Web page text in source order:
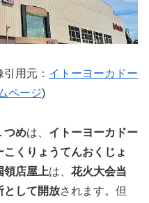
引用元： イトーヨーカドー
ページ)
つめは、 イトーヨーカドー
くりょうてんおくじょ
領店屋上は、 花火大会当
として開放されます。但